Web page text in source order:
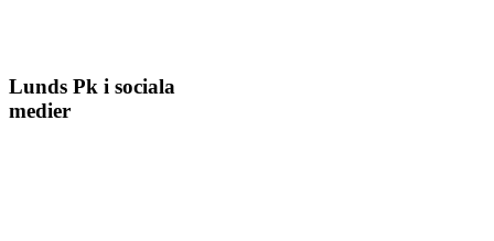
Lunds Pk i sociala
medier